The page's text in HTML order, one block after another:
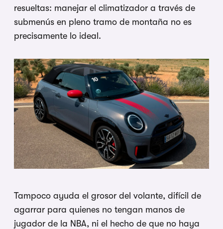
resueltas: manejar el climatizador a través de
submenús en pleno tramo de montaña no es
precisamente lo ideal.
Tampoco ayuda el grosor del volante, difícil de
agarrar para quienes no tengan manos de
jugador de la NBA, ni el hecho de que no haya